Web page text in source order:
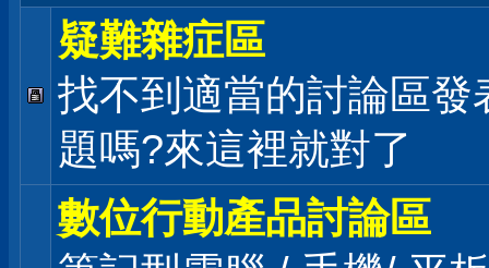
疑難雜症區
找不到適當的討論區發
題嗎?來這裡就對了
數位行動產品討論區